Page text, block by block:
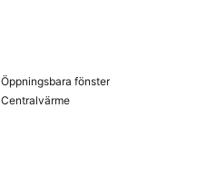
Öppningsbara fönster
Centralvärme